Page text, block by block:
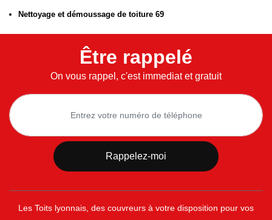
Nettoyage et démoussage de toiture 69
Être rappelé
On vous rappel, c'est immediat et gratuit
Les Toits lyonnais, des couvreurs à votre disposition pour vos